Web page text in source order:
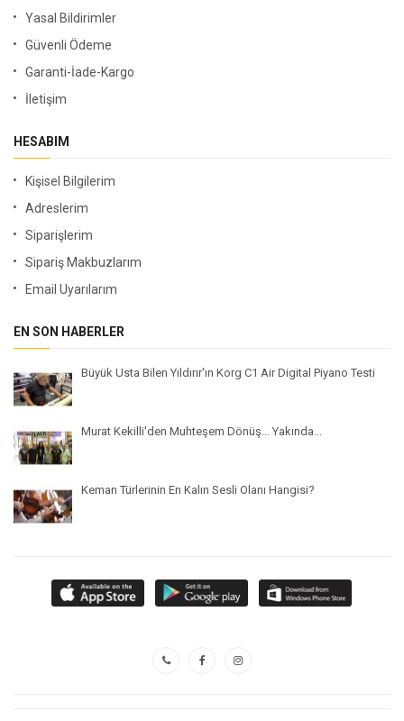
Yasal Bildirimler
Güvenli Ödeme
Garanti-İade-Kargo
İletişim
HESABIM
Kişisel Bilgilerim
Adreslerim
Siparişlerim
Sipariş Makbuzlarım
Email Uyarılarım
EN SON HABERLER
Büyük Usta Bilen Yıldırır'ın Korg C1 Air Digital Piyano Testi
Murat Kekilli'den Muhteşem Dönüş... Yakında...
Keman Türlerinin En Kalın Sesli Olanı Hangisi?